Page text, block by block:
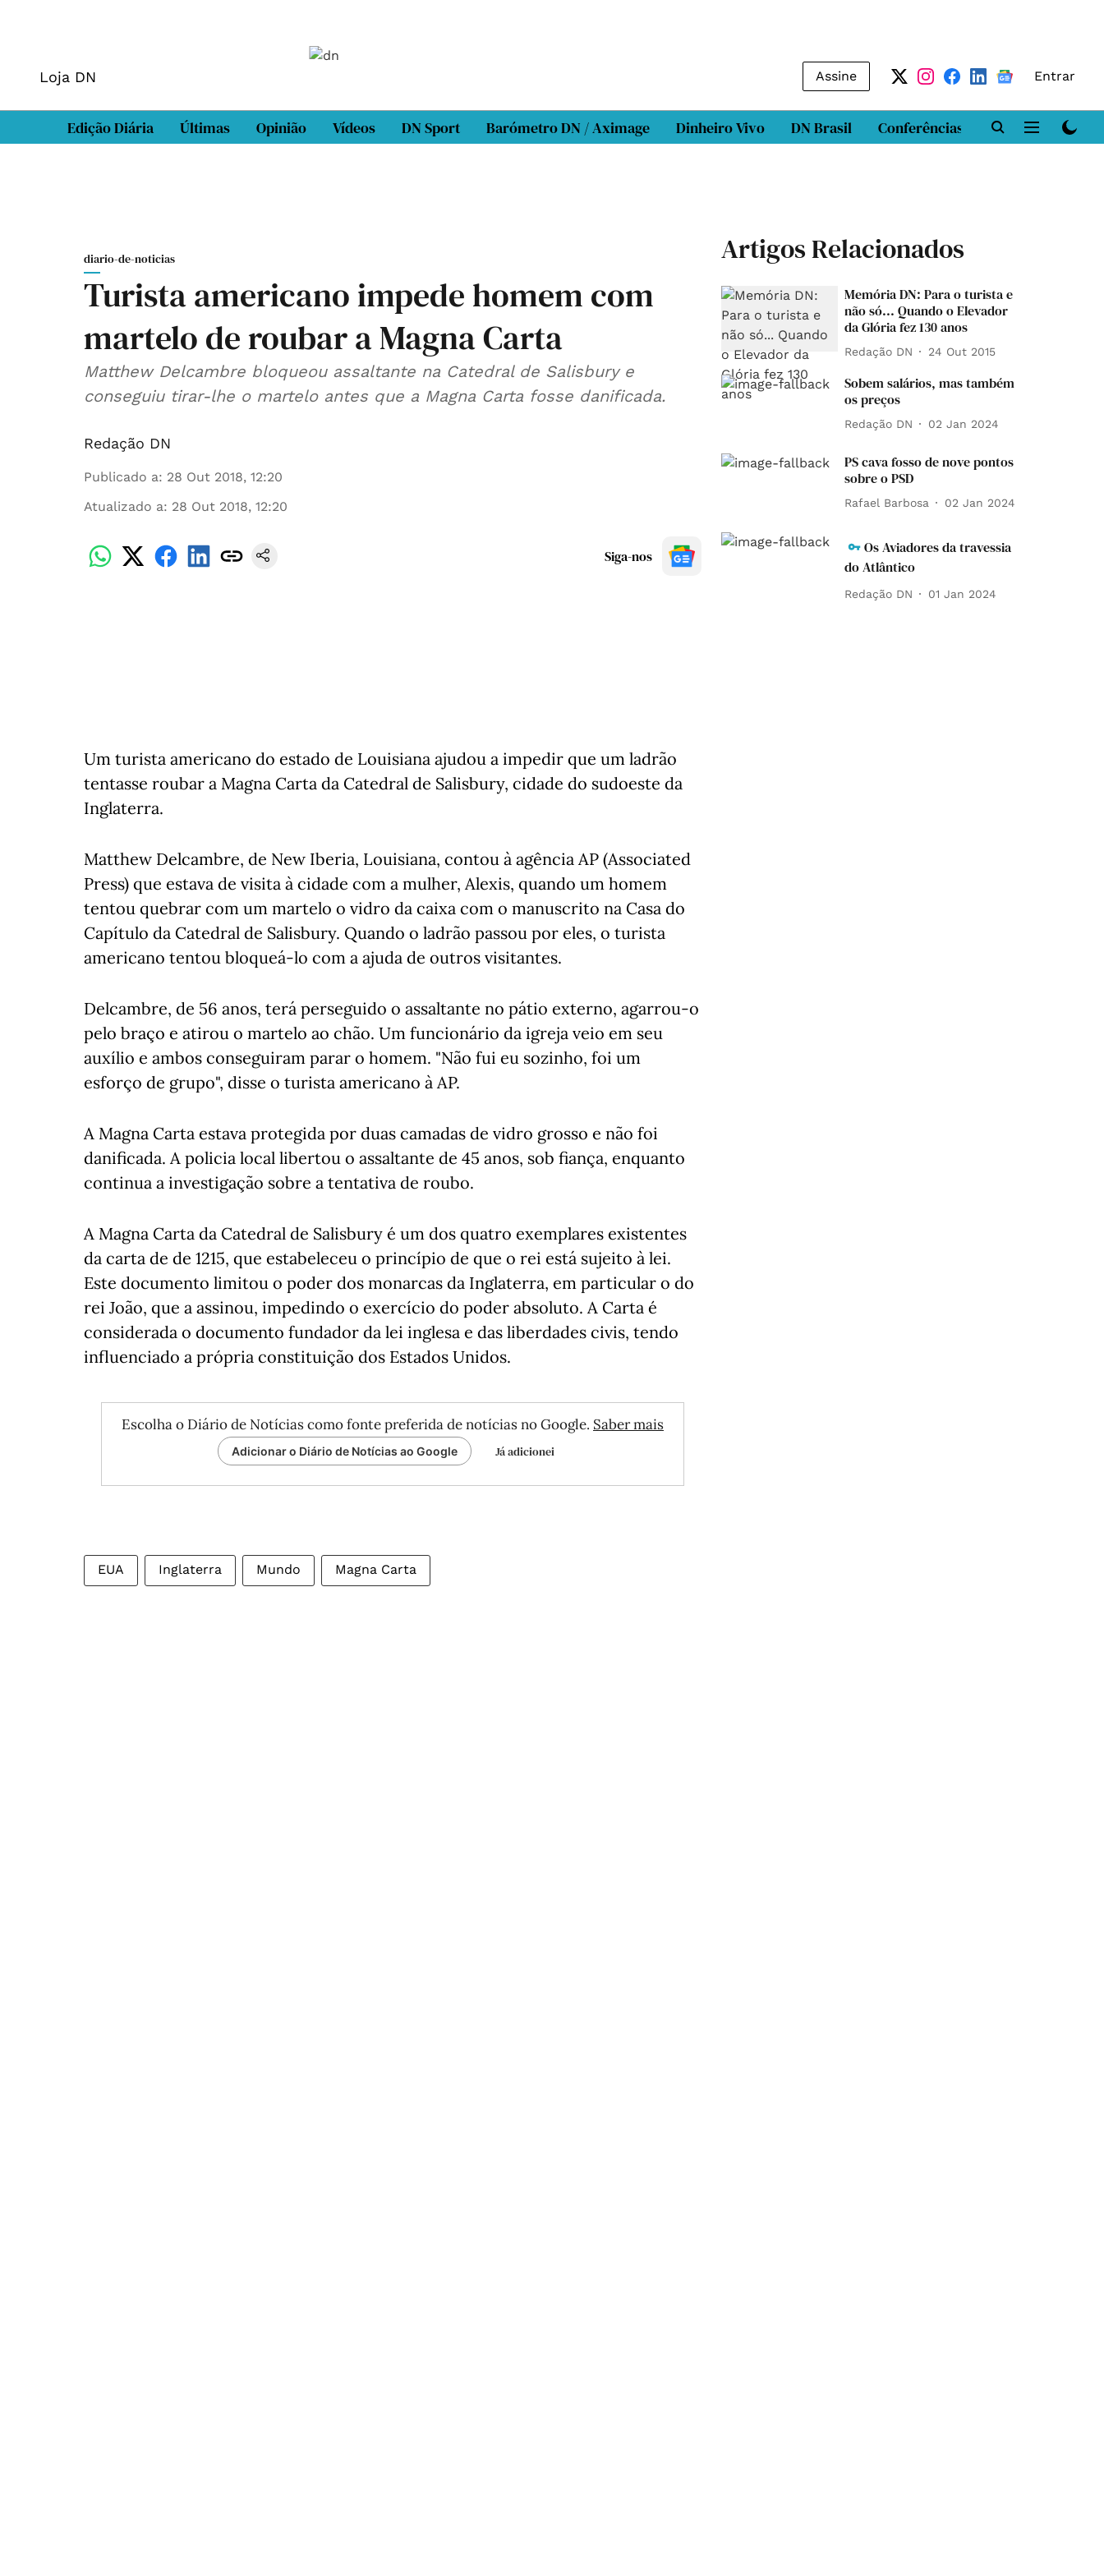
Loja DN Assine Entrar
Edição Diária Últimas Opinião Vídeos DN Sport Barómetro DN / Aximage Dinheiro Vivo DN Brasil Conferências DN LAB
diario-de-noticias
Turista americano impede homem com
martelo de roubar a Magna Carta
Matthew Delcambre bloqueou assaltante na Catedral de Salisbury e
conseguiu tirar-lhe o martelo antes que a Magna Carta fosse danificada.
Redação DN
Publicado a: 28 Out 2018, 12:20
Atualizado a: 28 Out 2018, 12:20
Siga-nos
Um turista americano do estado de Louisiana ajudou a impedir que um ladrão
tentasse roubar a Magna Carta da Catedral de Salisbury, cidade do sudoeste da
Inglaterra.
Matthew Delcambre, de New Iberia, Louisiana, contou à agência AP (Associated
Press) que estava de visita à cidade com a mulher, Alexis, quando um homem
tentou quebrar com um martelo o vidro da caixa com o manuscrito na Casa do
Capítulo da Catedral de Salisbury. Quando o ladrão passou por eles, o turista
americano tentou bloqueá-lo com a ajuda de outros visitantes.
Delcambre, de 56 anos, terá perseguido o assaltante no pátio externo, agarrou-o
pelo braço e atirou o martelo ao chão. Um funcionário da igreja veio em seu
auxílio e ambos conseguiram parar o homem. "Não fui eu sozinho, foi um
esforço de grupo", disse o turista americano à AP.
A Magna Carta estava protegida por duas camadas de vidro grosso e não foi
danificada. A policia local libertou o assaltante de 45 anos, sob fiança, enquanto
continua a investigação sobre a tentativa de roubo.
A Magna Carta da Catedral de Salisbury é um dos quatro exemplares existentes
da carta de de 1215, que estabeleceu o princípio de que o rei está sujeito à lei.
Este documento limitou o poder dos monarcas da Inglaterra, em particular o do
rei João, que a assinou, impedindo o exercício do poder absoluto. A Carta é
considerada o documento fundador da lei inglesa e das liberdades civis, tendo
influenciado a própria constituição dos Estados Unidos.
Escolha o Diário de Notícias como fonte preferida de notícias no Google. Saber mais
Adicionar o Diário de Notícias ao Google Já adicionei
EUA Inglaterra Mundo Magna Carta
Artigos Relacionados
Memória DN: Para o turista e
não só... Quando o Elevador
da Glória fez 130 anos
Redação DN 24 Out 2015
Sobem salários, mas também
os preços
Redação DN 02 Jan 2024
PS cava fosso de nove pontos
sobre o PSD
Rafael Barbosa 02 Jan 2024
Os Aviadores da travessia
do Atlântico
Redação DN 01 Jan 2024